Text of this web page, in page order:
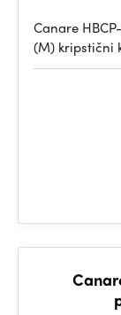
Canare
(M) kripstični